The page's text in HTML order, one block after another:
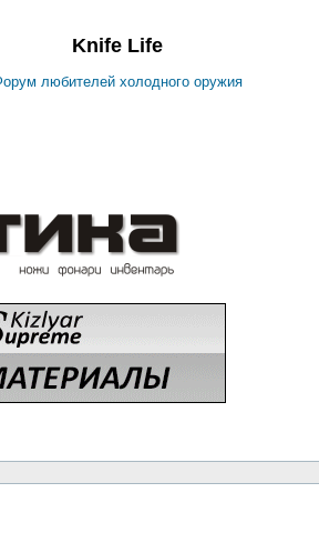
Knife Life
любителей холодного оружия